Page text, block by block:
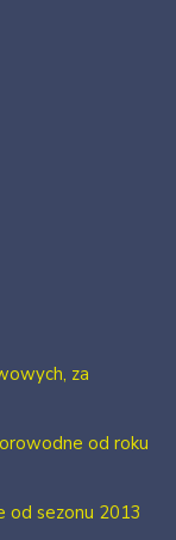
za
od roku
od sezonu 2013